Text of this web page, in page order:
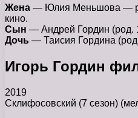
Жена — Юлия Меньшова —
кино.
Сын — Андрей Гордин (род.
Дочь — Таисия Гордина
Игорь Гордин
2019
Склифосовский (7 сезон)